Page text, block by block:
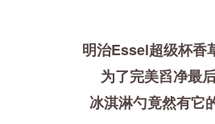
明治Essel超级杯香
为了完美舀净最
冰淇淋勺竟然有它